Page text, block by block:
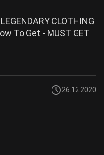
CLOTHING
To Get - MUST GET
26.12.2020